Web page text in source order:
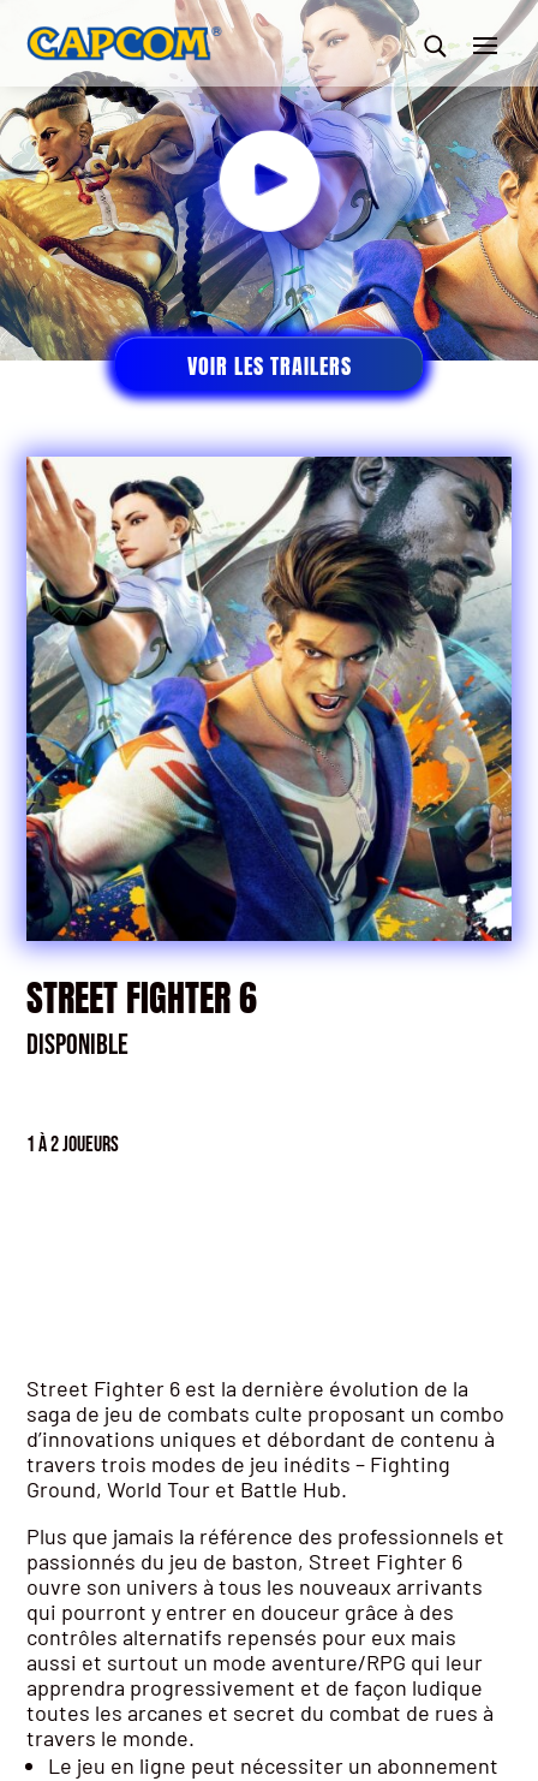
VOIR LES TRAILERS
STREET FIGHTER 6
Disponible
1 à 2 joueurs
Street Fighter 6 est la dernière évolution de la
saga de jeu de combats culte proposant un combo
d’innovations uniques et débordant de contenu à
travers trois modes de jeu inédits – Fighting
Ground, World Tour et Battle Hub.
Plus que jamais la référence des professionnels et
passionnés du jeu de baston, Street Fighter 6
ouvre son univers à tous les nouveaux arrivants
qui pourront y entrer en douceur grâce à des
contrôles alternatifs repensés pour eux mais
aussi et surtout un mode aventure/RPG qui leur
apprendra progressivement et de façon ludique
toutes les arcanes et secret du combat de rues à
travers le monde.
Le jeu en ligne peut nécessiter un abonnement